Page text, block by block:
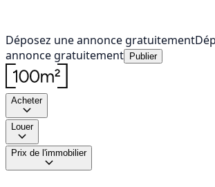
Déposez une annonce gratuitement
annonce gratuitement
Publier
Acheter
Louer
Prix de l'immobilier